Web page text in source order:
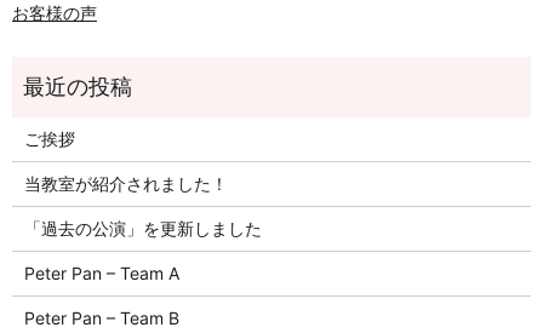
お客様の声
ご挨拶
当教室が紹介されました！
「過去の公演」を更新しました
Peter Pan – Team A
Peter Pan – Team B